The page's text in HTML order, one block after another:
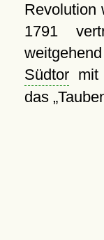
Revolution
1791
Südtormit
das